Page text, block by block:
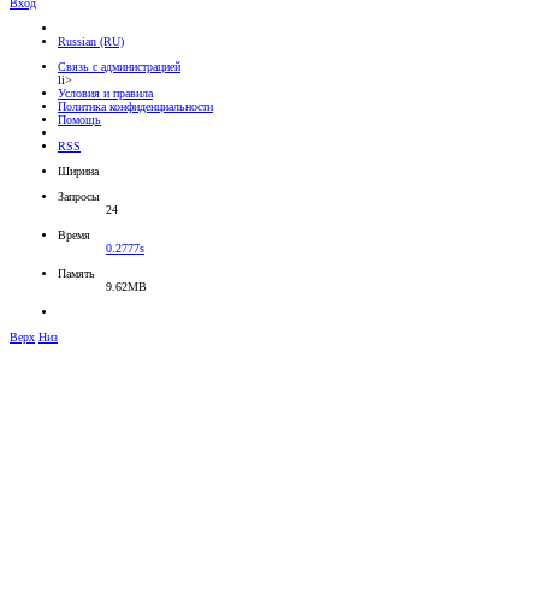
Вход
Russian (RU)
Связь с администрацией
li>
Условия и правила
Политика конфиденциальности
Помощь
RSS
Ширина
Запросы
24
Время
0.2777s
Память
9.62MB
Верх Низ